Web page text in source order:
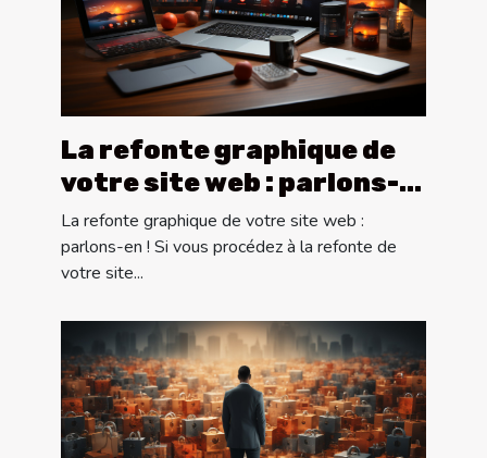
La refonte graphique de
votre site web : parlons-
en !
La refonte graphique de votre site web :
parlons-en ! Si vous procédez à la refonte de
votre site...